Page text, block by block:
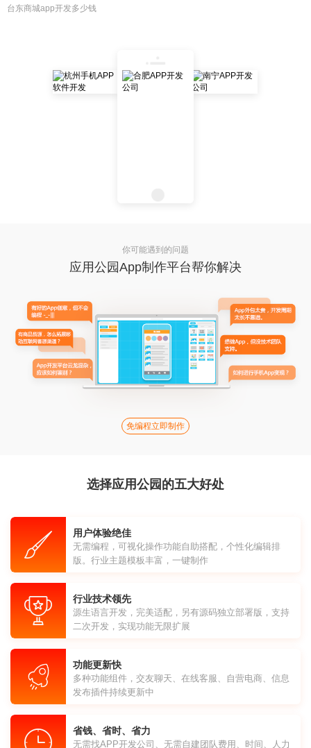
台东商城app开发多少钱
你可能遇到的问题
应用公园App制作平台帮你解决
免编程立即制作
选择应用公园的五大好处
用户体验绝佳
无需编程，可视化操作功能自助搭配，个性化编辑排
版。行业主题模板丰富，一键制作
行业技术领先
源生语言开发，完美适配，另有源码独立部署版，支持
二次开发，实现功能无限扩展
功能更新快
多种功能组件，交友聊天、在线客服、自营电商、信息
发布插件持续更新中
省钱、省时、省力
无需找APP开发公司、无需自建团队费用、时间、人力